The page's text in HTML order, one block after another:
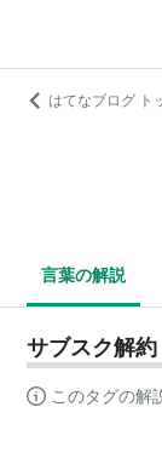
はてなブログ ト
言葉の解説
サブスク解約
このタグの解